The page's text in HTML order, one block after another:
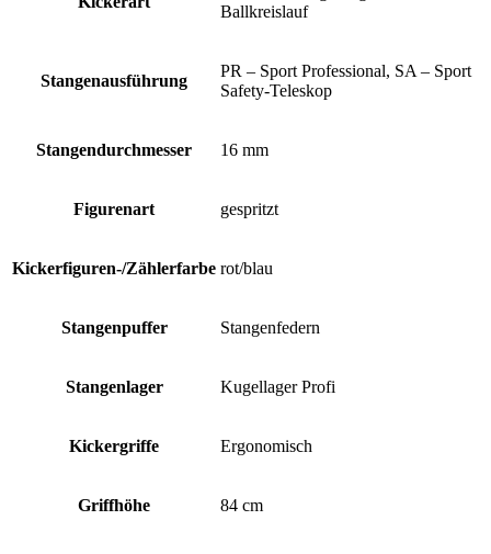
Ballkreislauf
Stangenausführung
PR – Sport Professional, SA – Sport
Safety-Teleskop
Stangendurchmesser 16 mm
Figurenart gespritzt
Kickerfiguren-/Zählerfarbe rot/blau
Stangenpuffer Stangenfedern
Stangenlager Kugellager Profi
Kickergriffe Ergonomisch
Griffhöhe 84 cm